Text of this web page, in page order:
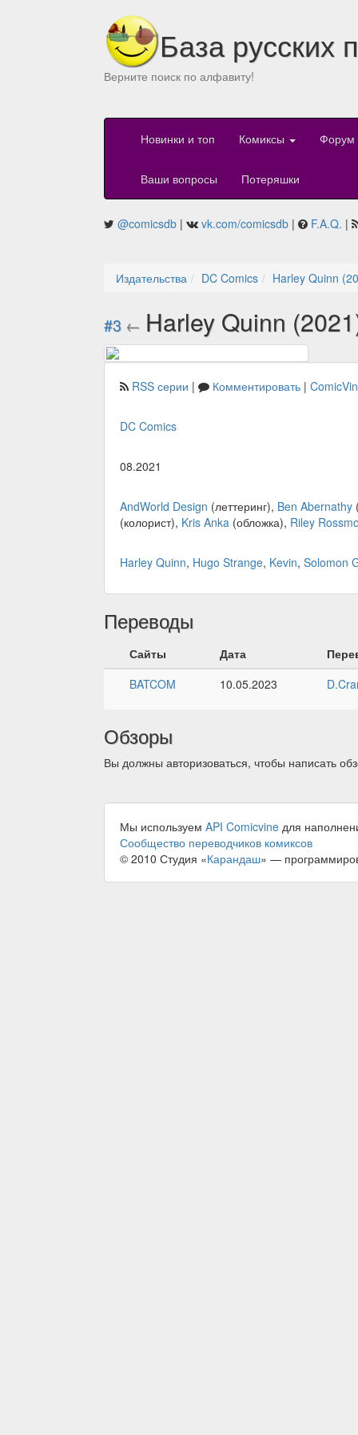
База русских
Верните поиск по алфавиту!
Новинки и топ Комиксы Форум
Ваши вопросы Потеряшки
@comicsdb | vk.com/comicsdb | F.A.Q. |
Издательства DC Comics Harley Quinn
#3 ← Harley Quinn
RSS серии | Комментировать |
DC Comics
08.2021
AndWorld Design (леттеринг), Ben Abernathy
(колорист), Kris Anka (обложка), Riley
Harley Quinn, Hugo Strange, Kevin, Solomon
Переводы
Сайты Дата
BATCOM
10.05.2023
Обзоры
Вы должны авторизоваться, чтобы написать
Мы используем API Comicvine для
Сообщество переводчиков комиксов
© 2010 Студия «Карандаш» —